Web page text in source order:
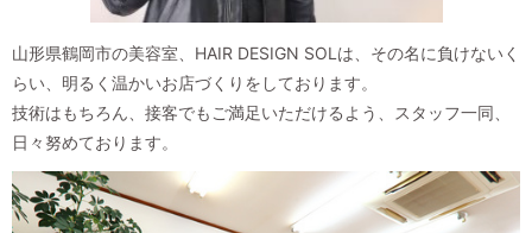
山形県鶴岡市の美容室、HAIR DESIGN SOLは、その名に負けないく
らい、明るく温かいお店づくりをしております。
技術はもちろん、接客でもご満足いただけるよう、スタッフ一同、
日々努めております。